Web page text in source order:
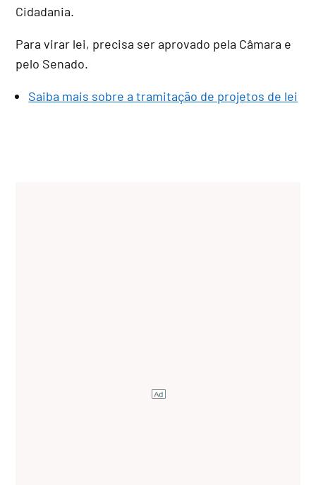
Cidadania.
Para virar lei, precisa ser aprovado pela Câmara e
pelo Senado.
Saiba mais sobre a tramitação de projetos de lei